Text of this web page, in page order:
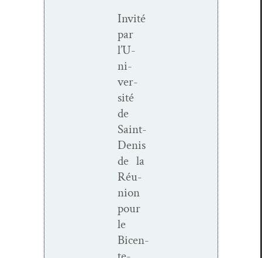
Invité
par
l’U­
ni­
ver­
sité
de
Saint-
Denis
de la
Réu­
nion
pour
le
Bicen­